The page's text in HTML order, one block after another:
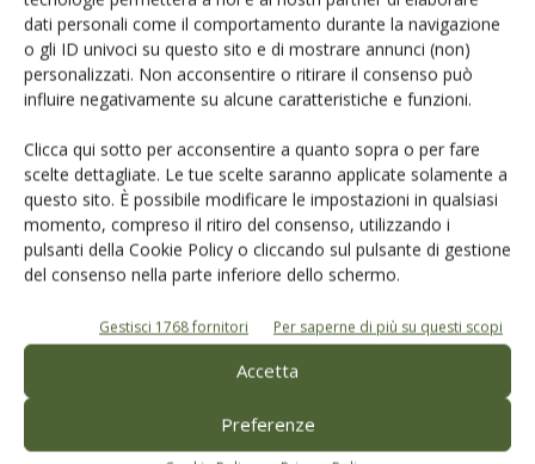
dati personali come il comportamento durante la navigazione
o gli ID univoci su questo sito e di mostrare annunci (non)
personalizzati. Non acconsentire o ritirare il consenso può
influire negativamente su alcune caratteristiche e funzioni.
Clicca qui sotto per acconsentire a quanto sopra o per fare
scelte dettagliate. Le tue scelte saranno applicate solamente a
questo sito. È possibile modificare le impostazioni in qualsiasi
momento, compreso il ritiro del consenso, utilizzando i
pulsanti della Cookie Policy o cliccando sul pulsante di gestione
del consenso nella parte inferiore dello schermo.
Gestisci 1768 fornitori Per saperne di più su questi scopi
Accetta
Preferenze
NEWS
Aifo con Cno per rafforzare il sistema
olivicolo italiano
DiRedazione Olivo e Olio 14 Maggio 2018